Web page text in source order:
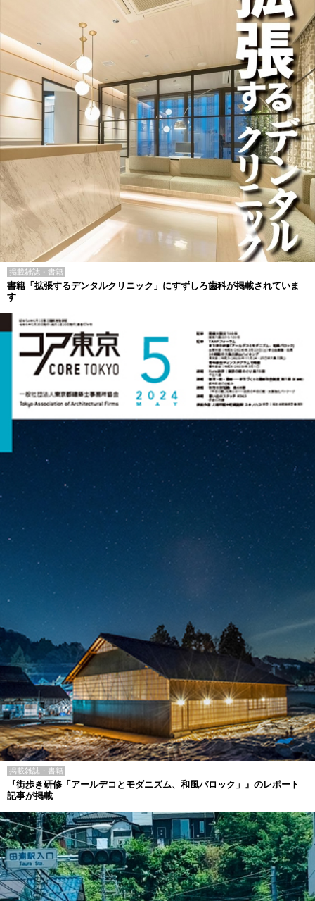
掲載雑誌・書籍
書籍「拡張するデンタルクリニック」にすずしろ歯科が掲載されていま
す
掲載雑誌・書籍
『街歩き研修「アールデコとモダニズム、和風バロック」』のレポート
記事が掲載